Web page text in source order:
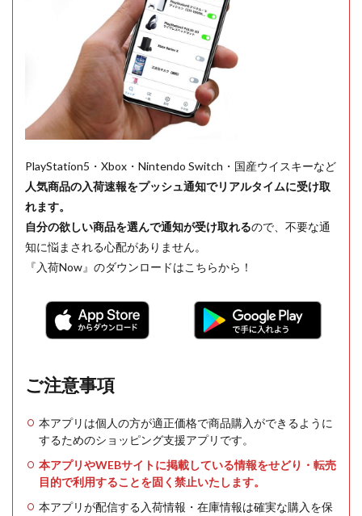
PlayStation5・Xbox・Nintendo Switch・国産ウイスキーなど
人気商品の入荷速報をプッシュ通知でリアルタイムに受け取
れます。
自分の欲しい商品を選んで通知が受け取れるので、不要な通
知に悩まされる心配がありません。
『入荷Now』のダウンロードはこちらから！
ご注意事項
本アプリは個人の方が適正価格で商品購入ができるように
するためのショッピング支援アプリです。
本アプリやWEBサイトに掲載している情報をせどり・転売
目的で利用することを固く禁止いたします。
本アプリが配信する入荷情報・在庫情報は確実な購入を保